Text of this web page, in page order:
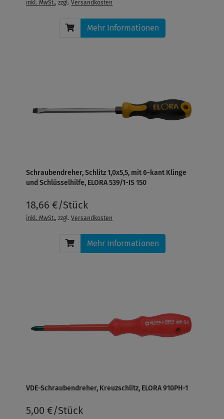
inkl. MwSt., zzgl.Versandkosten
Mehr Informationen
Schraubendreher, Schlitz 1,0x5,5, mit 6-kant Klinge
und Schlüsselhilfe, ELORA 539/1-IS 150
18,66 €/Stück
inkl. MwSt., zzgl.Versandkosten
Mehr Informationen
VDE-Schraubendreher, Kreuzschlitz, ELORA 910PH-1
5,00 €/Stück